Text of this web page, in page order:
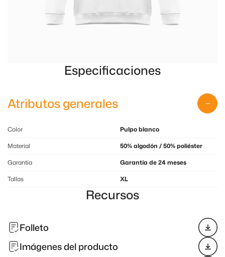
Especificaciones
Atributos generales
Color
Pulpo blanco
Material
50% algodón / 50% poliéster
Garantía
Garantía de 24 meses
Tallas
XL
Recursos
Folleto
Imágenes del producto